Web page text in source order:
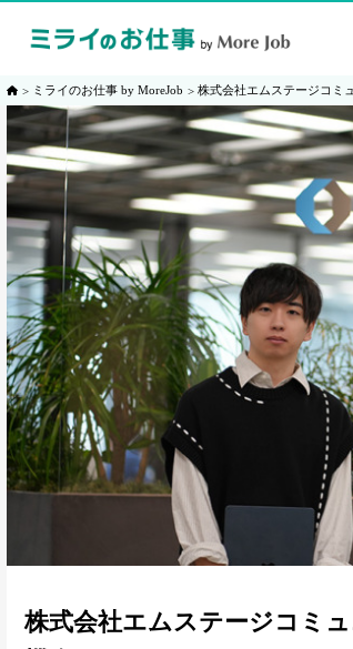
ミライのお仕事 by MoreJob 株式会社エムステージコミ
株式会社エムステージコミ